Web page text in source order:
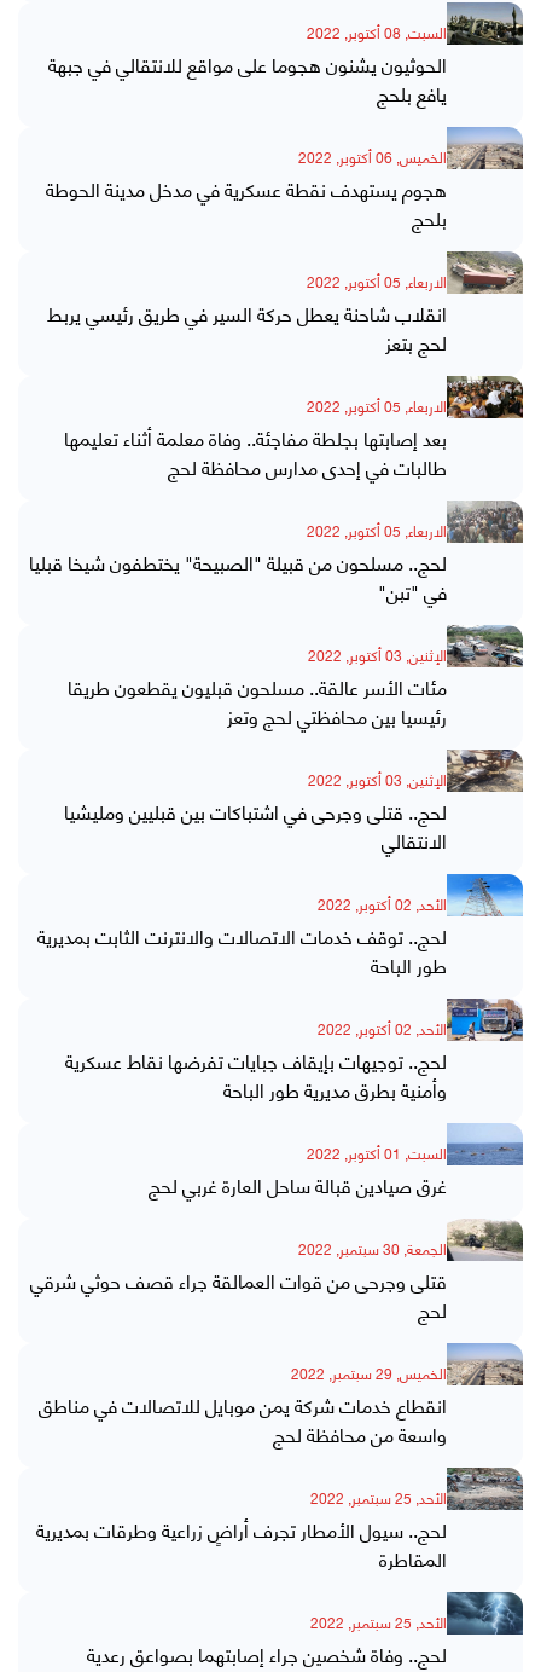
السبت, 08 أكتوبر, 2022
الحوثيون يشنون هجوما على مواقع للانتقالي في جبهة
يافع بلحج
الخميس, 06 أكتوبر, 2022
هجوم يستهدف نقطة عسكرية في مدخل مدينة الحوطة
بلحج
الاربعاء, 05 أكتوبر, 2022
انقلاب شاحنة يعطل حركة السير في طريق رئيسي يربط
لحج بتعز
الاربعاء, 05 أكتوبر, 2022
بعد إصابتها بجلطة مفاجئة.. وفاة معلمة أثناء تعليمها
طالبات في إحدى مدارس محافظة لحج
الاربعاء, 05 أكتوبر, 2022
لحج.. مسلحون من قبيلة "الصبيحة" يختطفون شيخا قبليا
في "تبن"
الإثنين, 03 أكتوبر, 2022
مئات الأسر عالقة.. مسلحون قبليون يقطعون طريقا
رئيسيا بين محافظتي لحج وتعز
الإثنين, 03 أكتوبر, 2022
لحج.. قتلى وجرحى في اشتباكات بين قبليين ومليشيا
الانتقالي
الأحد, 02 أكتوبر, 2022
لحج.. توقف خدمات الاتصالات والانترنت الثابت بمديرية
طور الباحة
الأحد, 02 أكتوبر, 2022
لحج.. توجيهات بإيقاف جبايات تفرضها نقاط عسكرية
وأمنية بطرق مديرية طور الباحة
السبت, 01 أكتوبر, 2022
غرق صيادين قبالة ساحل العارة غربي لحج
الجمعة, 30 سبتمبر, 2022
قتلى وجرحى من قوات العمالقة جراء قصف حوثي شرقي
لحج
الخميس, 29 سبتمبر, 2022
انقطاع خدمات شركة يمن موبايل للاتصالات في مناطق
واسعة من محافظة لحج
الأحد, 25 سبتمبر, 2022
لحج.. سيول الأمطار تجرف أراضٍ زراعية وطرقات بمديرية
المقاطرة
الأحد, 25 سبتمبر, 2022
لحج.. وفاة شخصين جراء إصابتهما بصواعق رعدية